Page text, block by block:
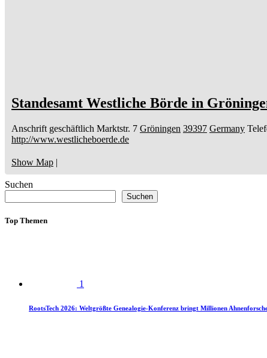
Standesamt Westliche Börde in
Anschrift geschäftlich Marktstr. 7 Gröningen 39397 Germany
http://www.westlicheboerde.de
Show Map |
Suchen
Suchen
Top Themen
1
RootsTech 2026: Weltgrößte Genealogie-Konferenz bringt Millionen